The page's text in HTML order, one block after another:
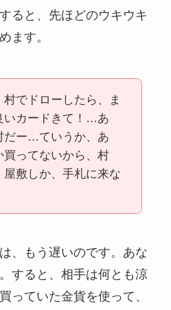
ると、先ほどのウキウキ
ます。
村でドローしたら、ま
カードきて！…あ
だー…ていうか、あ
買ってないから、村
屋敷しか、手札に来な
、もう遅いのです。あな
すると、相手は何とも涼
っていた金貨を使って、